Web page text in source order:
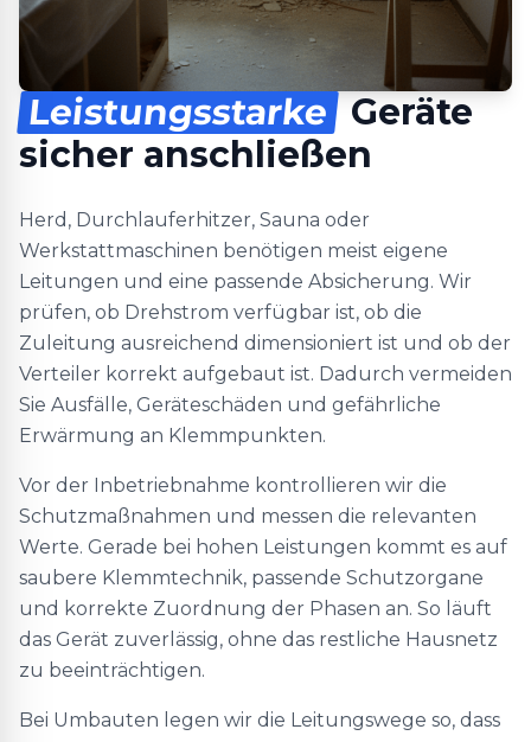
Leistungsstarke Geräte
sicher anschließen
Herd, Durchlauferhitzer, Sauna oder
Werkstattmaschinen benötigen meist eigene
Leitungen und eine passende Absicherung. Wir
prüfen, ob Drehstrom verfügbar ist, ob die
Zuleitung ausreichend dimensioniert ist und ob der
Verteiler korrekt aufgebaut ist. Dadurch vermeiden
Sie Ausfälle, Geräteschäden und gefährliche
Erwärmung an Klemmpunkten.
Vor der Inbetriebnahme kontrollieren wir die
Schutzmaßnahmen und messen die relevanten
Werte. Gerade bei hohen Leistungen kommt es auf
saubere Klemmtechnik, passende Schutzorgane
und korrekte Zuordnung der Phasen an. So läuft
das Gerät zuverlässig, ohne das restliche Hausnetz
zu beeinträchtigen.
Bei Umbauten legen wir die Leitungswege so, dass